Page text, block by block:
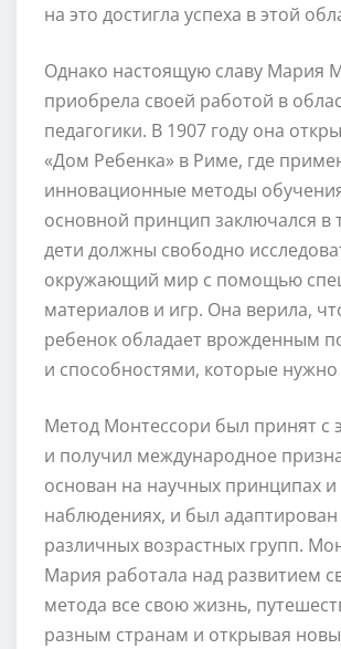
на это достигла успеха в этой
Однако настоящую славу Мария
приобрела своей работой в
педагогики. В 1907 году она
«Дом Ребенка» в Риме, где
инновационные методы
основной принцип заключался в
дети должны свободно
окружающий мир с помощью
материалов и игр. Она верила,
ребенок обладает врожденным
и способностями, которые нужно
Метод Монтессори был принят с
и получил международное
основан на научных принципах и
наблюдениях, и был адаптирован
различных возрастных групп.
Мария работала над развитием
метода все свою жизнь,
разным странам и открывая